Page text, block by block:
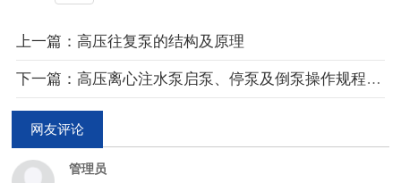
上一篇：高压往复泵的结构及原理
下一篇：高压离心注水泵启泵、停泵及倒泵操作规程详解
网友评论
管理员